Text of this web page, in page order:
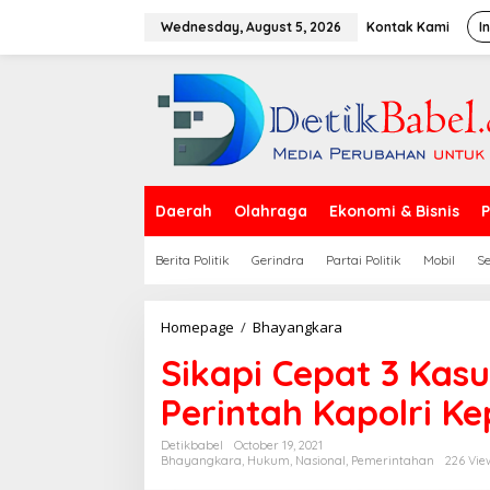
Wednesday, August 5, 2026 Kontak Kami
Daerah Olahraga Ekonomi & Bisnis
Berita Politik Gerindra Partai Politik Mobil
Homepage / Bhayangkara
k
a
p
i
e
Sikapi Cepat 3
Perintah Kapolri
Detikbabel
October 19, 2021
Bhayangkara, Hukum, Nasional, Pemerintahan 226